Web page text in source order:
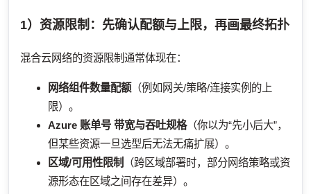
1）资源限制：先确认配额与上限，再画最终拓扑
混合云网络的资源限制通常体现在：
网络组件数量配额 （例如网关/策略/连接实例的上
限）。
Azure 账单号 带宽与吞吐规格（你以为“先小后大”，
但某些资源一旦选型后无法无痛扩展）。
区域/可用性限制
（跨区域部署时，部分网络策略或资
源形态在区域之间存在差异）。